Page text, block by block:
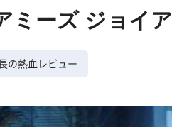
ミーズ ジョイア
の熱血レビュー